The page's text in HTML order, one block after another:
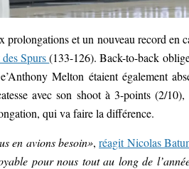
prolongations et un nouveau record en
des Spurs(133-126). Back-to-back
Melton étaient également
avec son shoot à 3-points (2/10),
qui va faire la différence.
en avions besoin»,réagit Nicolas
pour nous tout au long de